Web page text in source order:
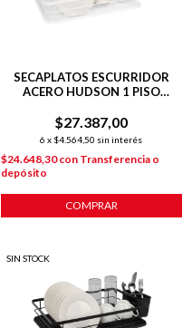
SECAPLATOS ESCURRIDOR
ACERO HUDSON 1 PISO
BLANCO SP09
$27.387,00
6 x $4.564,50 sin interés
$24.648,30con Transferencia o
depósito
COMPRAR
SIN STOCK